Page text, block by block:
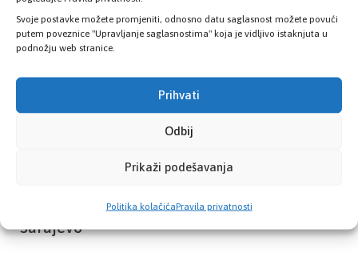
Svoje postavke možete promjeniti, odnosno datu saglasnost možete povući
putem poveznice "Upravljanje saglasnostima" koja je vidljivo istaknjuta u
podnožju web stranice.
Prihvati
Odbij
Prikaži podešavanja
Politika kolačićaPravila privatnosti
PROVJERITE STATUS
Zavod zdravstvenog osiguranja Kantona
Sarajevo